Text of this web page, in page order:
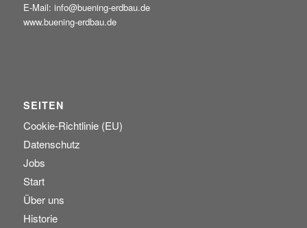
E-Mail: info@buening-erdbau.de
www.buening-erdbau.de
SEITEN
Cookie-Richtlinie (EU)
Datenschutz
Jobs
Start
Über uns
Historie